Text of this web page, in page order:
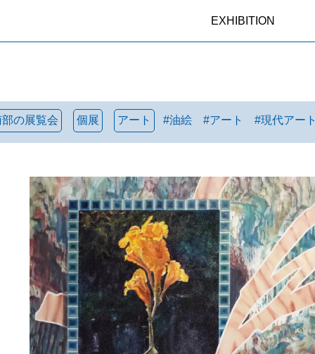
EXHIBITION
の展覧会 個展 アート #油絵 #アート #現代アート